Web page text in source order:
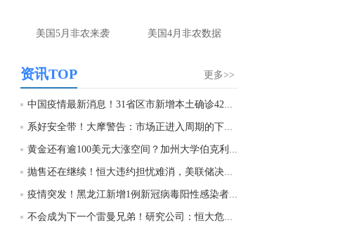
美国5月非农来袭 美国4月非农数据
更多>>
资讯TOP
中国疫情最新消息！31省区市新增本土确诊42例，...
系好安全带！大摩警告：市场正进入周期的下一阶...
黄金还有逾100美元大涨空间？加州大学伯克利分...
抛售还在继续！恒大违约担忧难消，美联储决议迫...
疫情突发！黑龙江新增1例新冠病毒阳性感染者 活...
不会成为下一个雷曼兄弟！研究公司：恒大危机更...